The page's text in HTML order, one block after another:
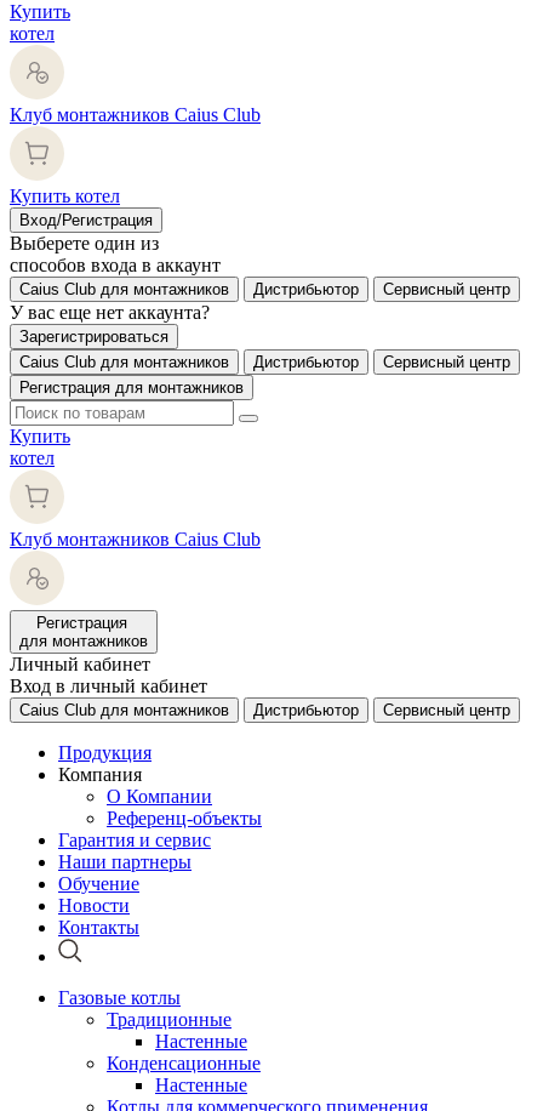
Купить
котел
Клуб монтажников Caius Club
Купить котел
Вход/Регистрация
Выберете один из
способов входа в аккаунт
Caius Club для монтажников Дистрибьютор Сервисный центр
У вас еще нет аккаунта?
Зарегистрироваться
Caius Club для монтажников
Дистрибьютор
Сервисный центр
Регистрация для монтажников
Купить
котел
Клуб монтажников Caius Club
Регистрация
для монтажников
Личный кабинет
Вход в личный кабинет
Caius Club для монтажников Дистрибьютор Сервисный центр
Продукция
Компания
О Компании
Референц-объекты
Гарантия и сервис
Наши партнеры
Обучение
Новости
Контакты
Газовые котлы
Традиционные
Настенные
Конденсационные
Настенные
Котлы для коммерческого применения